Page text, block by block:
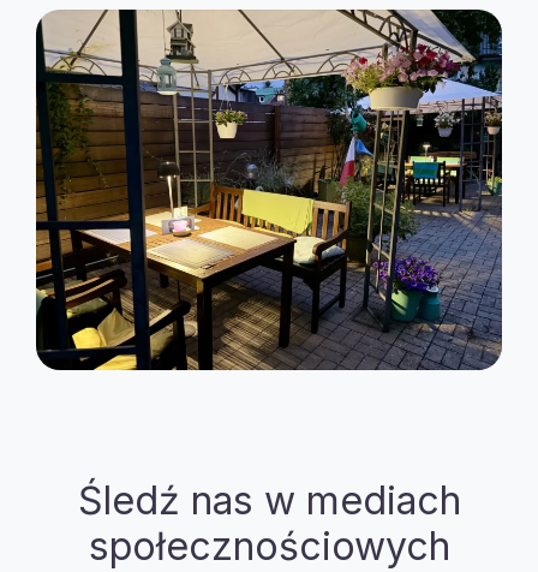
Śledź nas w mediach
społecznościowych